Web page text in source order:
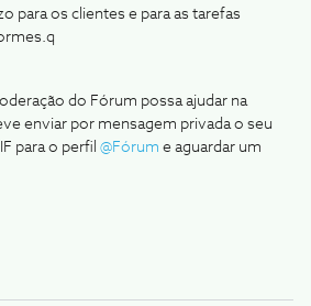
para os clientes e para as tarefas
do Fórum possa ajudar na
enviar por mensagem privada o seu
para o perfil @Fórum e aguardar um